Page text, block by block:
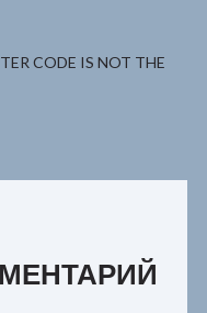
CODE IS NOT THE